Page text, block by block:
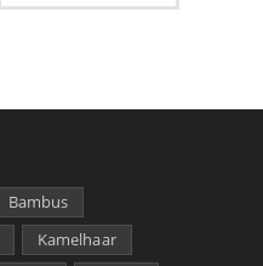
Bambus
Kamelhaar